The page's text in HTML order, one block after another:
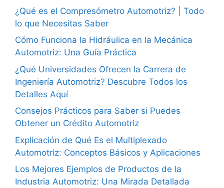
¿Qué es el Compresómetro Automotriz? | Todo
lo que Necesitas Saber
Cómo Funciona la Hidráulica en la Mecánica
Automotriz: Una Guía Práctica
¿Qué Universidades Ofrecen la Carrera de
Ingeniería Automotriz? Descubre Todos los
Detalles Aquí
Consejos Prácticos para Saber si Puedes
Obtener un Crédito Automotriz
Explicación de Qué Es el Multiplexado
Automotriz: Conceptos Básicos y Aplicaciones
Los Mejores Ejemplos de Productos de la
Industria Automotriz: Una Mirada Detallada